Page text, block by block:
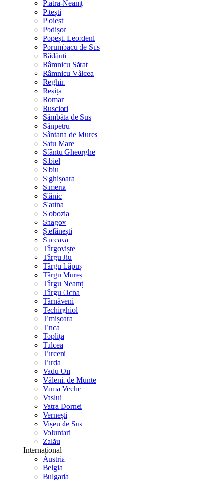
Piatra-Neamț
Pitești
Ploiești
Podișor
Popești Leordeni
Porumbacu de Sus
Rădăuți
Râmnicu Sărat
Râmnicu Vâlcea
Reghin
Reșița
Roman
Rusciori
Sâmbăta de Sus
Sânpetru
Sântana de Mureș
Satu Mare
Sfântu Gheorghe
Sibiel
Sibiu
Sighișoara
Simeria
Slănic
Slatina
Slobozia
Snagov
Ștefănești
Suceava
Târgoviște
Târgu Jiu
Târgu Lăpuș
Târgu Mureș
Târgu Neamț
Târgu Ocna
Târnăveni
Techirghiol
Timișoara
Tinca
Toplița
Tulcea
Turceni
Turda
Vadu Oii
Vălenii de Munte
Vama Veche
Vaslui
Vatra Dornei
Vernești
Vișeu de Sus
Voluntari
Zalău
Internațional
Austria
Belgia
Bulgaria